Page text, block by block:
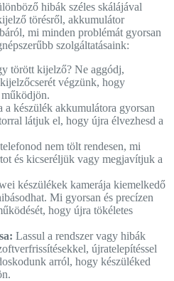
hibák széles skálájával
törésről, akkumulátor
mi minden problémát gyorsan
szolgáltatásaink:
törött kijelző? Ne aggódj,
végzünk, hogy
a készülék akkumulátora gyorsan
látjuk el, hogy újra élvezhesd a
nem tölt rendesen, mi
és kicseréljük vagy megjavítjuk a
készülékek kamerája kiemelkedő
Mi gyorsan és precízen
hogy újra tökéletes
Lassul a rendszer vagy hibák
újratelepítéssel
arról, hogy készüléked